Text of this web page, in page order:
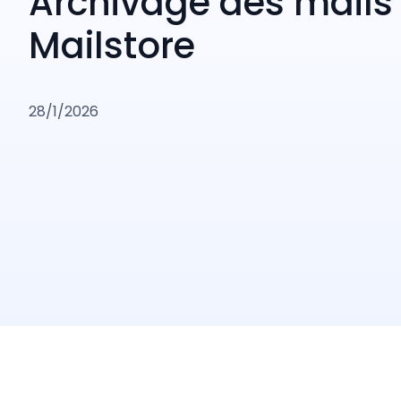
Mailstore
28/1/2026